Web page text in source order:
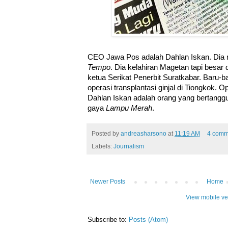
CEO Jawa Pos adalah Dahlan Iskan. Dia
Tempo. Dia kelahiran Magetan tapi besar
ketua Serikat Penerbit Suratkabar. Baru-
operasi transplantasi ginjal di Tiongkok.
Dahlan Iskan adalah orang yang
gaya Lampu Merah.
Posted by andreasharsono at 11:19 AM
4
Labels: Journalism
Newer Posts Home
View mobile
Subscribe to: Posts (Atom)